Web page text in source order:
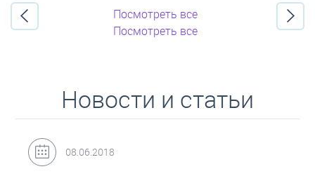
Посмотреть все
Посмотреть все
Новости и статьи
31.05.2018